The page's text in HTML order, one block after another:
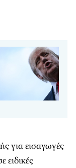
για εισαγωγές
ειδικές